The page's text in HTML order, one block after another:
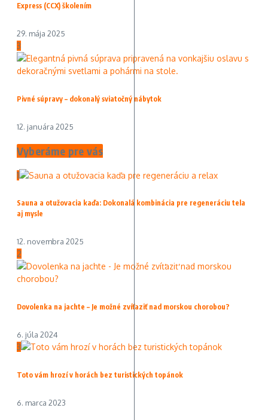
Express (CCX) školením
29. mája 2025
3
Pivné súpravy – dokonalý sviatočný nábytok
12. januára 2025
Vyberáme pre vás
1
Sauna a otužovacia kaďa: Dokonalá kombinácia pre regeneráciu tela
aj mysle
12. novembra 2025
2
Dovolenka na jachte – Je možné zvíťaziť nad morskou chorobou?
6. júla 2024
3
Toto vám hrozí v horách bez turistických topánok
6. marca 2023